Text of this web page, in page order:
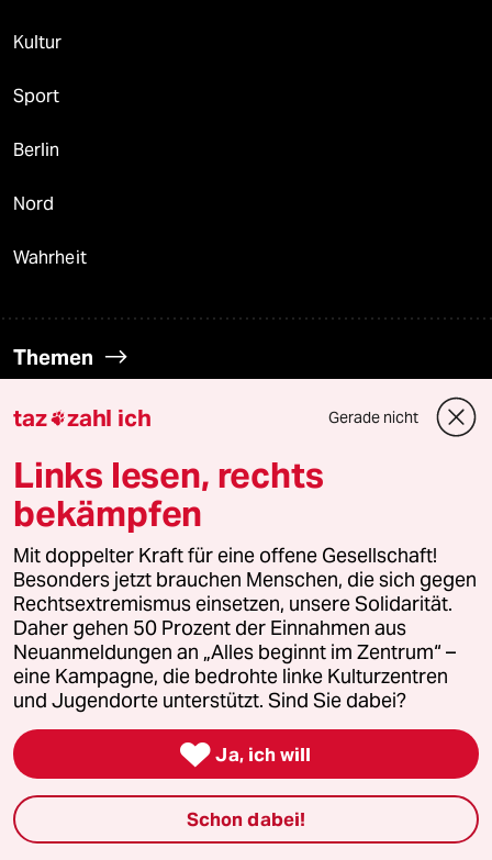
Kultur
Sport
Berlin
Nord
Wahrheit
Themen
Hitze
Niedrigwasser
Rente
Landtagswahl in Sachsen-Anhalt
Hybrider Krieg
Jemen
Ceuta
Hitze
taz zahl ich Gerade nicht
Links lesen, rechts
bekämpfen
Mit doppelter Kraft für eine offene Gesellschaft!
Besonders jetzt brauchen Menschen, die sich gegen
Rechtsextremismus einsetzen, unsere Solidarität.
Daher gehen 50 Prozent der Einnahmen aus
Neuanmeldungen an „Alles beginnt im Zentrum“ –
eine Kampagne, die bedrohte linke Kulturzentren
und Jugendorte unterstützt. Sind Sie dabei?
 Ja, ich will
Schon dabei!